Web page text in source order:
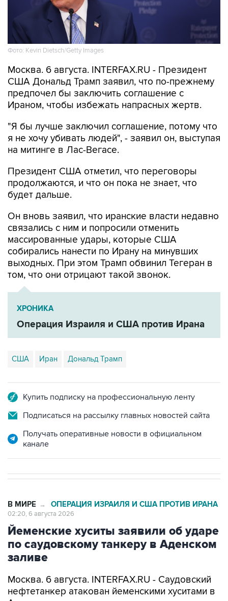
Фото: Kevin Dietsch/Getty Images
Москва. 6 августа. INTERFAX.RU - Президент
США Дональд Трамп заявил, что по-прежнему
предпочел бы заключить соглашение с
Ираном, чтобы избежать напрасных жертв.
"Я бы лучше заключил соглашение, потому что
я не хочу убивать людей", - заявил он, выступая
на митинге в Лас-Вегасе.
Президент США отметил, что переговоры
продолжаются, и что он пока не знает, что
будет дальше.
Он вновь заявил, что иранские власти недавно
связались с ним и попросили отменить
массированные удары, которые США
собирались нанести по Ирану на минувших
выходных. При этом Трамп обвинил Тегеран в
том, что они отрицают такой звонок.
ХРОНИКА
Операция Израиля и США против Ирана
США Иран Дональд Трамп
Купить подписку на профессиональную ленту
Подписаться на рассылку главных новостей сайта
Получать оперативные новости в официальном
канале
В МИРЕ → ОПЕРАЦИЯ ИЗРАИЛЯ И США ПРОТИВ ИРАНА
02:20, 6 августа 2026
Йеменские хуситы заявили об ударе
по саудовскому танкеру в Аденском
заливе
Москва. 6 августа. INTERFAX.RU - Саудовский
нефтетанкер атакован йеменскими хуситами в